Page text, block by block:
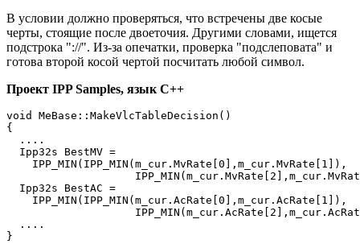
В условии должно проверяться, что встречены две косые
черты, стоящие после двоеточия. Другими словами, ищется
подстрока "://". Из-за опечатки, проверка "подслеповата" и
готова второй косой чертой посчитать любой символ.
Проект IPP Samples, язык C++
void MeBase::MakeVlcTableDecision()
{
  ....
  Ipp32s BestMV =
    IPP_MIN(IPP_MIN(m_cur.MvRate[0],m_cur.MvRate[1]),
  Ipp32s BestAC =
    IPP_MIN(IPP_MIN(m_cur.AcRate[0],m_cur.AcRate[1]),
  ....
}